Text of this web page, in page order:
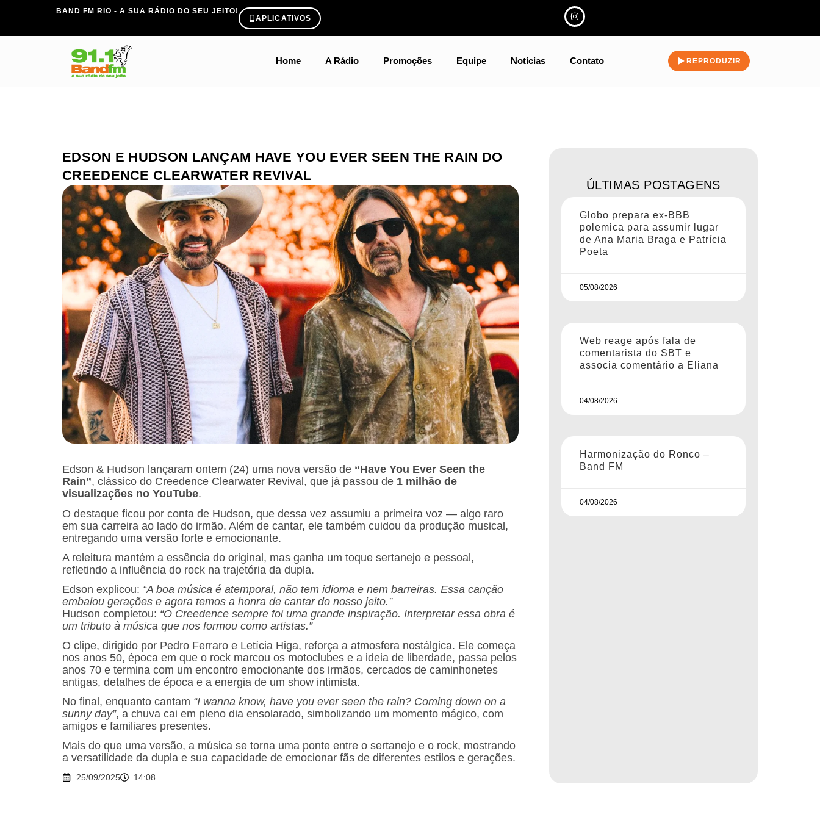
BAND FM RIO - A SUA RÁDIO DO SEU JEITO!
APLICATIVOS
Home A Rádio Promoções Equipe Notícias Contato REPRODUZIR
EDSON E HUDSON LANÇAM HAVE YOU EVER SEEN THE RAIN DO
CREEDENCE CLEARWATER REVIVAL
Edson & Hudson lançaram ontem (24) uma nova versão de “Have You Ever Seen the
Rain”, clássico do Creedence Clearwater Revival, que já passou de 1 milhão de
visualizações no YouTube.
O destaque ficou por conta de Hudson, que dessa vez assumiu a primeira voz — algo raro
em sua carreira ao lado do irmão. Além de cantar, ele também cuidou da produção musical,
entregando uma versão forte e emocionante.
A releitura mantém a essência do original, mas ganha um toque sertanejo e pessoal,
refletindo a influência do rock na trajetória da dupla.
Edson explicou: “A boa música é atemporal, não tem idioma e nem barreiras. Essa canção
embalou gerações e agora temos a honra de cantar do nosso jeito.”
Hudson completou: “O Creedence sempre foi uma grande inspiração. Interpretar essa obra é
um tributo à música que nos formou como artistas.”
O clipe, dirigido por Pedro Ferraro e Letícia Higa, reforça a atmosfera nostálgica. Ele começa
nos anos 50, época em que o rock marcou os motoclubes e a ideia de liberdade, passa pelos
anos 70 e termina com um encontro emocionante dos irmãos, cercados de caminhonetes
antigas, detalhes de época e a energia de um show intimista.
No final, enquanto cantam “I wanna know, have you ever seen the rain? Coming down on a
sunny day”, a chuva cai em pleno dia ensolarado, simbolizando um momento mágico, com
amigos e familiares presentes.
Mais do que uma versão, a música se torna uma ponte entre o sertanejo e o rock, mostrando
a versatilidade da dupla e sua capacidade de emocionar fãs de diferentes estilos e gerações.
25/09/2025 14:08
ÚLTIMAS POSTAGENS
Globo prepara ex-BBB
polemica para assumir lugar
de Ana Maria Braga e Patrícia
Poeta
05/08/2026
Web reage após fala de
comentarista do SBT e
associa comentário a Eliana
04/08/2026
Harmonização do Ronco –
Band FM
04/08/2026